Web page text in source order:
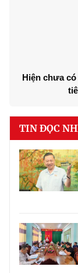
Hiện chưa
TIN ĐỌC